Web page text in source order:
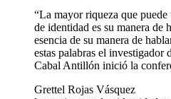
“La mayor riqueza que
de identidad es su manera de
esencia de su manera de
estas palabras el
Cabal Antillón inició la
Grettel Rojas Vásquez